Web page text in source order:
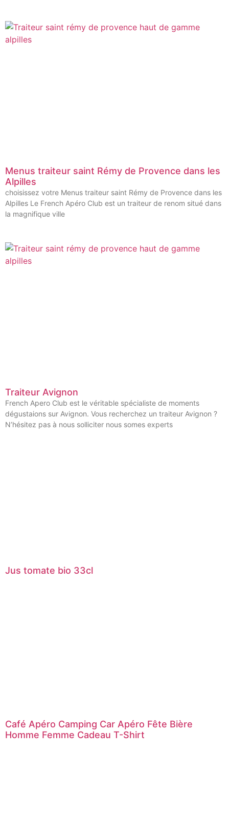
Menus traiteur saint Rémy de Provence dans les
Alpilles
choisissez votre Menus traiteur saint Rémy de Provence dans les
Alpilles Le French Apéro Club est un traiteur de renom situé dans
la magnifique ville
Traiteur Avignon
French Apero Club est le véritable spécialiste de moments
dégustaions sur Avignon. Vous recherchez un traiteur Avignon ?
N’hésitez pas à nous solliciter nous somes experts
Jus tomate bio 33cl
Café Apéro Camping Car Apéro Fête Bière
Homme Femme Cadeau T-Shirt